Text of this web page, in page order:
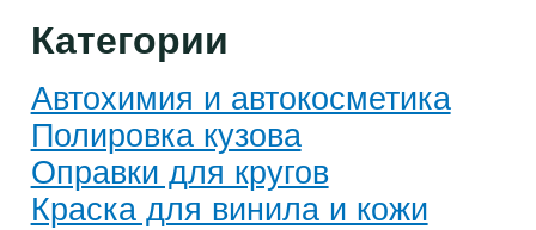
Категории
Автохимия и автокосметика
Полировка кузова
Оправки для кругов
Краска для винила и кожи